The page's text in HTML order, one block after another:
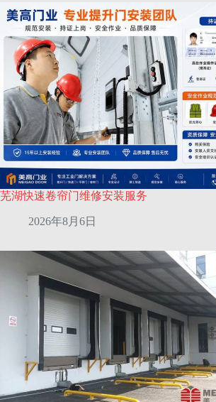
芜湖快速卷帘门维修安装服务
2026年8月6日